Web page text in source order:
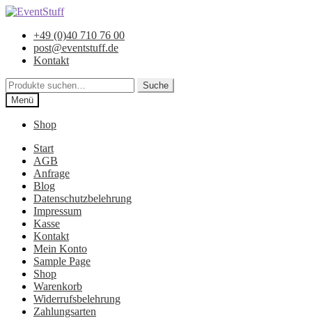
Zur
springen
Zum
springen+49 (0)40 710 76 00
post@eventstuff.de
Kontakt
Suche
nach:
Suche
Menü
Shop
Start
AGB
Anfrage
Blog
Datenschutzbelehrung
Impressum
Kasse
Kontakt
Mein Konto
Sample Page
Shop
Warenkorb
Widerrufsbelehrung
Zahlungsarten